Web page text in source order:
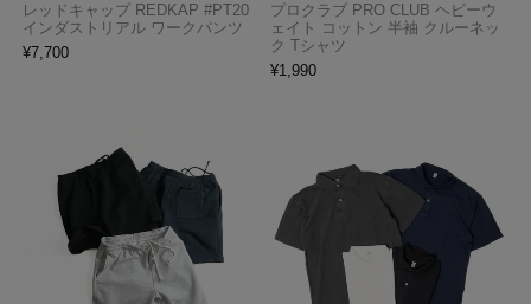
レッドキャップ REDKAP #PT20
インダストリアル ワークパンツ
¥7,700
プロクラブ PRO CLUB ヘビーウ
ェイト コットン 半袖 クルーネッ
ク Tシャツ
¥1,990